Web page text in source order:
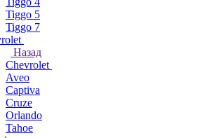
Tiggo 5
Tiggo 7
Назад
Chevrolet
Aveo
Captiva
Cruze
Orlando
Tahoe